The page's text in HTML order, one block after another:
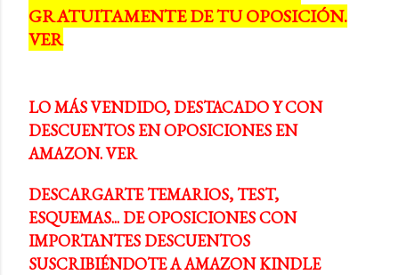
a
GRATUITAMENTE DE TU OPOSICIÓN.
VER
LO MÁS VENDIDO, DESTACADO Y CON
DESCUENTOS EN OPOSICIONES EN
AMAZON. VER
DESCARGARTE TEMARIOS, TEST,
ESQUEMAS... DE OPOSICIONES CON
IMPORTANTES DESCUENTOS
SUSCRIBIÉNDOTE A AMAZON KINDLE